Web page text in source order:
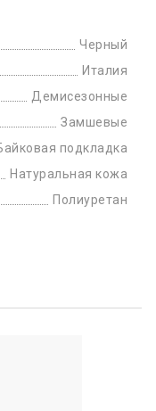
Черный
Италия
Демисезонные
Замшевые
подкладка
Натуральная кожа
Полиуретан